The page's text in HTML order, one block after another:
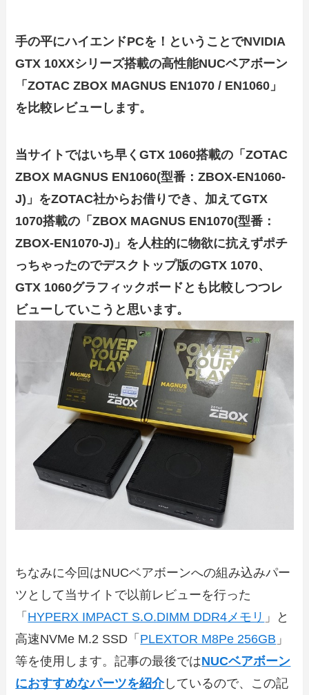
手の平にハイエンドPCを！ということでNVIDIA
GTX 10XXシリーズ搭載の高性能NUCベアボーン
「ZOTAC ZBOX MAGNUS EN1070 / EN1060」
を比較レビューします。
当サイトではいち早くGTX 1060搭載の「ZOTAC
ZBOX MAGNUS EN1060(型番：ZBOX-EN1060-
J)」をZOTAC社からお借りでき、加えてGTX
1070搭載の「ZBOX MAGNUS EN1070(型番：
ZBOX-EN1070-J)」を人柱的に物欲に抗えずポチ
っちゃったのでデスクトップ版のGTX 1070、
GTX 1060グラフィックボードとも比較しつつレ
ビューしていこうと思います。
ちなみに今回はNUCベアボーンへの組み込みパー
ツとして当サイトで以前レビューを行った
「 HYPERX IMPACT S.O.DIMM DDR4メモリ 」と
高速NVMe M.2 SSD「 PLEXTOR M8Pe 256GB 」
等を使用します。記事の最後ではNUCベアボーン
におすすめなパーツを紹介しているので、この記